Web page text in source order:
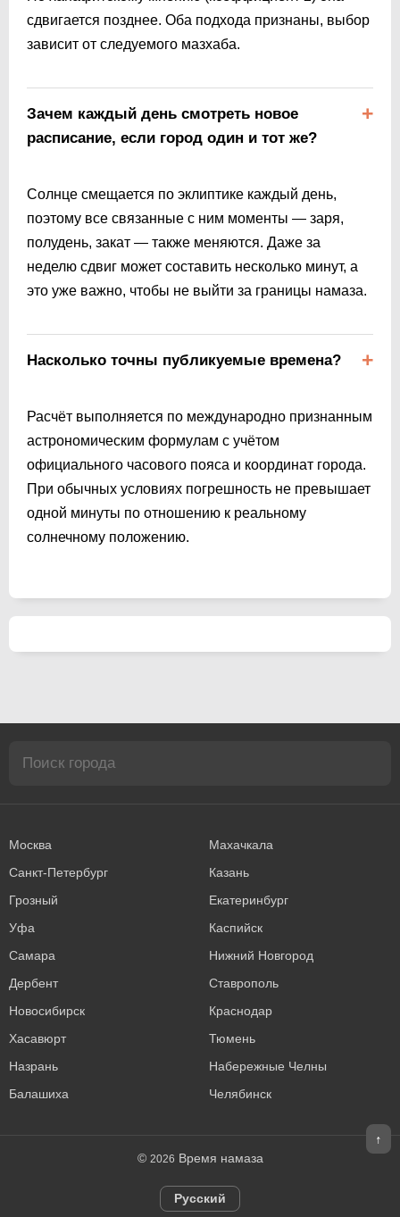
сдвигается позднее. Оба подхода признаны, выбор
зависит от следуемого мазхаба.
Зачем каждый день смотреть новое
расписание, если город один и тот же?
Солнце смещается по эклиптике каждый день,
поэтому все связанные с ним моменты — заря,
полудень, закат — также меняются. Даже за
неделю сдвиг может составить несколько минут, а
это уже важно, чтобы не выйти за границы намаза.
Насколько точны публикуемые времена?
Расчёт выполняется по международно признанным
астрономическим формулам с учётом
официального часового пояса и координат города.
При обычных условиях погрешность не превышает
одной минуты по отношению к реальному
солнечному положению.
Москва
Махачкала
Санкт-Петербург
Казань
Грозный
Екатеринбург
Уфа
Каспийск
Самара
Нижний Новгород
Дербент
Ставрополь
Новосибирск
Краснодар
Хасавюрт
Тюмень
Назрань
Набережные Челны
Балашиха
Челябинск
© 2026 Время намаза
Русский
↑